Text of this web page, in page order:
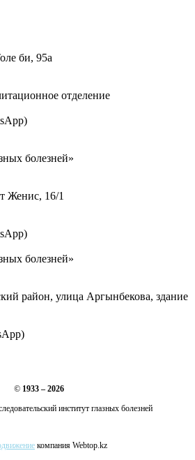
би, 95а
отделение
болезней»
Женис, 16/1
болезней»
район, улица Аргынбекова, здание
© 1933 – 2026
институт глазных болезней
компания Webtop.kz